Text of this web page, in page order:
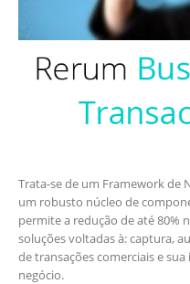
Trata-se de um Framework de
um robusto núcleo de
permite a redução de até 80%
soluções voltadas à: captura,
de transações comerciais e
negócio.